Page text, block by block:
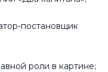
постановщик
роли в картине;